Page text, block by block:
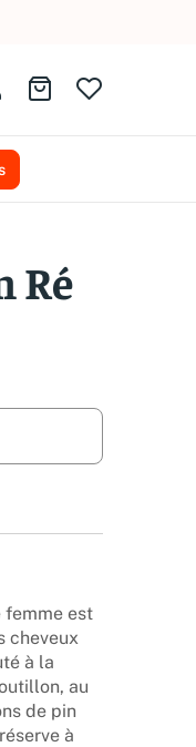
Identifiez-vousAller au panier
Ré
femme est
cheveux
à la
au
de pin
à